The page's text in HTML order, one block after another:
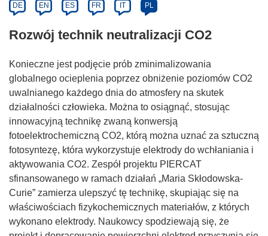
DE EN ES FR IT PL
Rozwój technik neutralizacji CO2
Konieczne jest podjęcie prób zminimalizowania
globalnego ocieplenia poprzez obniżenie poziomów CO2
uwalnianego każdego dnia do atmosfery na skutek
działalności człowieka. Można to osiągnąć, stosując
innowacyjną technikę zwaną konwersją
fotoelektrochemiczną CO2, którą można uznać za sztuczną
fotosyntezę, która wykorzystuje elektrody do wchłaniania i
aktywowania CO2. Zespół projektu PIERCAT
sfinansowanego w ramach działań „Maria Skłodowska-
Curie” zamierza ulepszyć tę technikę, skupiając się na
właściwościach fizykochemicznych materiałów, z których
wykonano elektrody. Naukowcy spodziewają się, że